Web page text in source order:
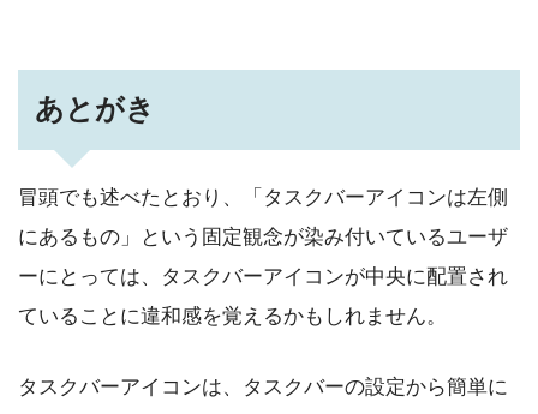
あとがき
冒頭でも述べたとおり、「タスクバーアイコンは左側
にあるもの」という固定観念が染み付いているユーザ
ーにとっては、タスクバーアイコンが中央に配置され
ていることに違和感を覚えるかもしれません。
タスクバーアイコンは、タスクバーの設定から簡単に